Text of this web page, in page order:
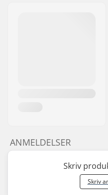
ANMELDELSER
Skriv
Skriv